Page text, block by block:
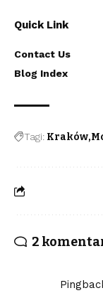
Quick Link
Contact Us
Blog Index
Tagi: Kraków
2